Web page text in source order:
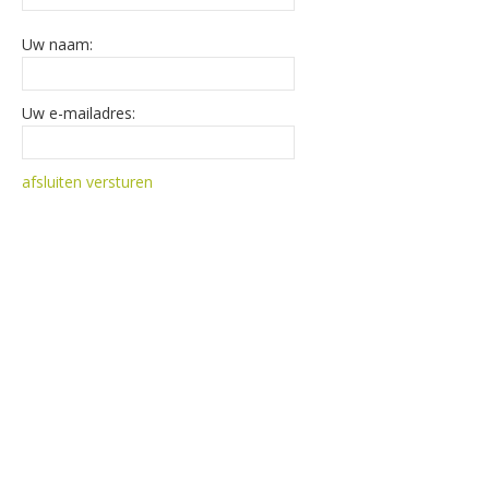
Uw naam:
Uw e-mailadres:
afsluiten versturen